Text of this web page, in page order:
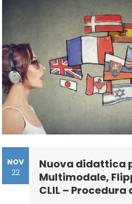
NOV
22
Nuova didattica
Multimodale,
CLIL – Procedura